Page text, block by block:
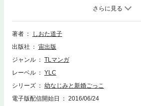
ドキ看病プレイ☆押しかけ女子の恋の行方は…!?
著者
しおた道子
出版社
宙出版
ジャンル
TLマンガ
レーベル
YLC
シリーズ
幼なじみと新婚ごっこ
電子版配信開始日
2016/06/24